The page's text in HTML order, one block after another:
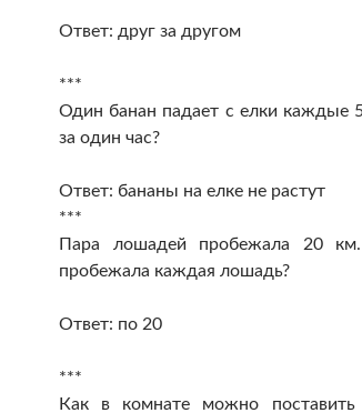
Ответ: друг за другом
***
Один банан падает с елки каждые
за один час?
Ответ: бананы на елке не растут
***
Пара лошадей пробежала 20
пробежала каждая лошадь?
Ответ: по 20
***
Как в комнате можно